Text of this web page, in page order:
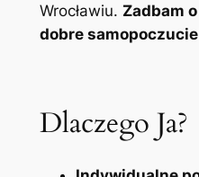
Wrocławiu. Zadbam
dobre
Dlaczego Ja?